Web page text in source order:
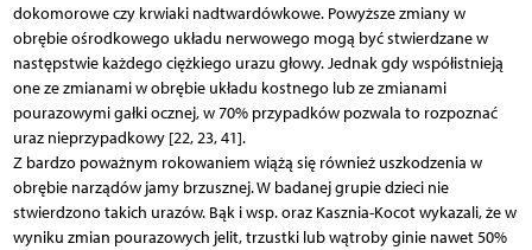
dokomorowe czy krwiaki nadtwardówkowe. Powyższe zmiany w
obrębie ośrodkowego układu nerwowego mogą być stwierdzane w
następstwie każdego ciężkiego urazu głowy. Jednak gdy współistnieją
one ze zmianami w obrębie układu kostnego lub ze zmianami
pourazowymi gałki ocznej, w 70% przypadków pozwala to rozpoznać
uraz nieprzypadkowy [22, 23, 41].
Z bardzo poważnym rokowaniem wiążą się również uszkodzenia w
obrębie narządów jamy brzusznej. W badanej grupie dzieci nie
stwierdzono takich urazów. Bąk i wsp. oraz Kasznia-Kocot wykazali, że w
wyniku zmian pourazowych jelit, trzustki lub wątroby ginie nawet 50%